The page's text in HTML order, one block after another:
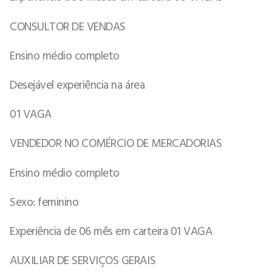
CONSULTOR DE VENDAS
Ensino médio completo
Desejável experiência na área
01 VAGA
VENDEDOR NO COMÉRCIO DE MERCADORIAS
Ensino médio completo
Sexo: feminino
Experiência de 06 mês em carteira 01 VAGA
AUXILIAR DE SERVIÇOS GERAIS